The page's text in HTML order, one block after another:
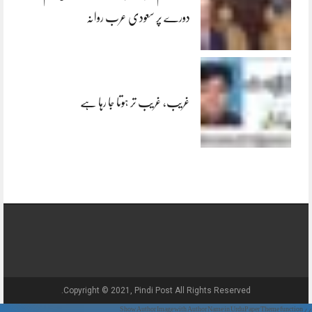
دورے پر سعودی عرب روانہ
غریب، غریب تر ہوتا جا رہا ہے
Copyright © 2021, Pindi Post All Rights Reserved.
// Show Author Image with Author Name in UrduPaper Theme function